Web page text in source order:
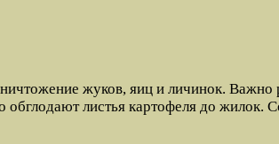
жуков, яиц и личинок. Важно
листья картофеля до жилок.